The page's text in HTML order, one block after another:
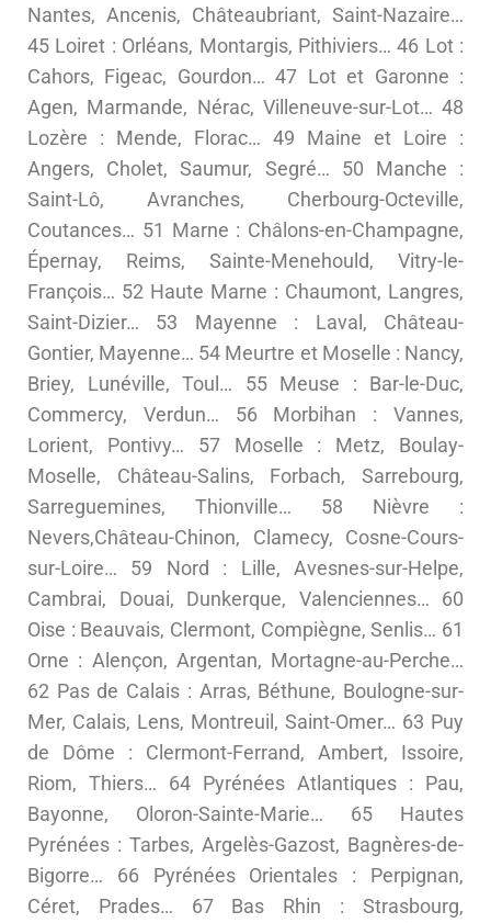
Nantes, Ancenis, Châteaubriant, Saint-Nazaire…
45 Loiret : Orléans, Montargis, Pithiviers… 46 Lot :
Cahors, Figeac, Gourdon… 47 Lot et Garonne :
Agen, Marmande, Nérac, Villeneuve-sur-Lot… 48
Lozère : Mende, Florac… 49 Maine et Loire :
Angers, Cholet, Saumur, Segré… 50 Manche :
Saint-Lô, Avranches, Cherbourg-Octeville,
Coutances… 51 Marne : Châlons-en-Champagne,
Épernay, Reims, Sainte-Menehould, Vitry-le-
François… 52 Haute Marne : Chaumont, Langres,
Saint-Dizier… 53 Mayenne : Laval, Château-
Gontier, Mayenne… 54 Meurtre et Moselle : Nancy,
Briey, Lunéville, Toul… 55 Meuse : Bar-le-Duc,
Commercy, Verdun… 56 Morbihan : Vannes,
Lorient, Pontivy… 57 Moselle : Metz, Boulay-
Moselle, Château-Salins, Forbach, Sarrebourg,
Sarreguemines, Thionville… 58 Nièvre :
Nevers,Château-Chinon, Clamecy, Cosne-Cours-
sur-Loire… 59 Nord : Lille, Avesnes-sur-Helpe,
Cambrai, Douai, Dunkerque, Valenciennes… 60
Oise : Beauvais, Clermont, Compiègne, Senlis… 61
Orne : Alençon, Argentan, Mortagne-au-Perche…
62 Pas de Calais : Arras, Béthune, Boulogne-sur-
Mer, Calais, Lens, Montreuil, Saint-Omer… 63 Puy
de Dôme : Clermont-Ferrand, Ambert, Issoire,
Riom, Thiers… 64 Pyrénées Atlantiques : Pau,
Bayonne, Oloron-Sainte-Marie… 65 Hautes
Pyrénées : Tarbes, Argelès-Gazost, Bagnères-de-
Bigorre… 66 Pyrénées Orientales : Perpignan,
Céret, Prades… 67 Bas Rhin : Strasbourg,